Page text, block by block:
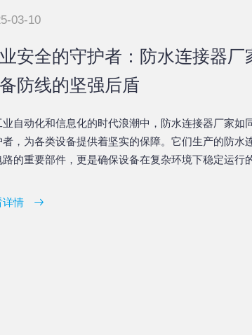
03-10
安全的守护者：防水连接器厂
防线的坚强后盾
业自动化和信息化的时代浪潮中，防水连接器厂家如
者，为各类设备提供着坚实的保障。它们生产的防水
路的重要部件，更是确保设备在复杂环境下稳定运行
详情